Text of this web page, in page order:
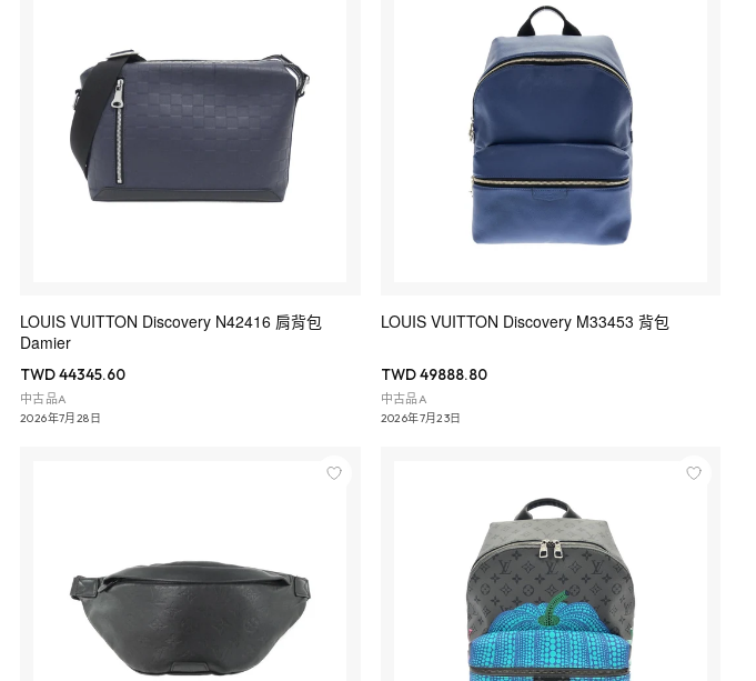
LOUIS VUITTON Discovery N42416 肩背包
Damier
TWD 44345.60
中古品A
2026年7月28日
LOUIS VUITTON Discovery M33453 背包
TWD 49888.80
中古品A
2026年7月23日